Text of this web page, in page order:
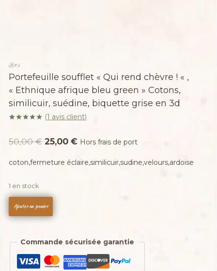
Eté
Portefeuille soufflet « Qui rend chèvre ! « ,
« Ethnique afrique bleu green » Cotons,
similicuir, suédine, biquette grise en 3d
surnotation
client
(1 avis client)
50,00€ Le
initial
50,00 €.
25,00€Le
actuel
Hors frais de port
coton,fermeture éclaire,similicuir,sudine,velours,ardoise
1 en stock
de
"Qui
rend
chèvre
Ajouter au panier
Commande sécurisée garantie